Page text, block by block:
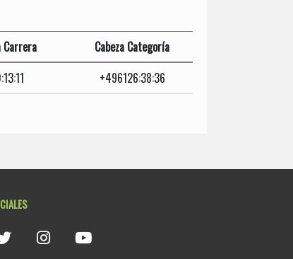
Carrera
Cabeza Categoría
+496126:38:36